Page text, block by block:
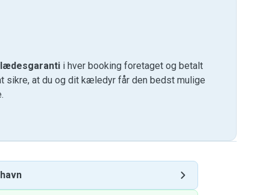
i hver booking foretaget og betalt
sikre, at du og dit kæledyr får den bedst mulige